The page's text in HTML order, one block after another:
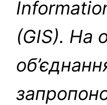
(GIS). На